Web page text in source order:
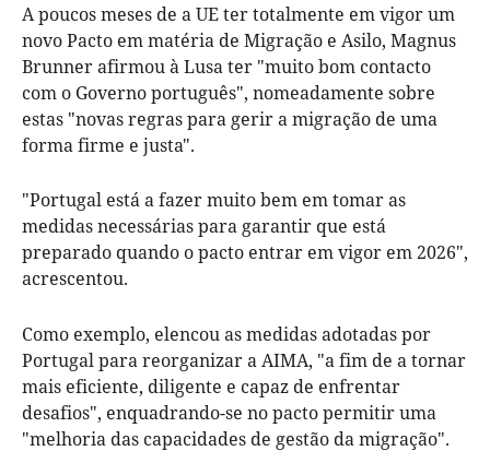
A poucos meses de a UE ter totalmente em vigor um
novo Pacto em matéria de Migração e Asilo, Magnus
Brunner afirmou à Lusa ter "muito bom contacto
com o Governo português", nomeadamente sobre
estas "novas regras para gerir a migração de uma
forma firme e justa".
"Portugal está a fazer muito bem em tomar as
medidas necessárias para garantir que está
preparado quando o pacto entrar em vigor em 2026",
acrescentou.
Como exemplo, elencou as medidas adotadas por
Portugal para reorganizar a AIMA, "a fim de a tornar
mais eficiente, diligente e capaz de enfrentar
desafios", enquadrando-se no pacto permitir uma
"melhoria das capacidades de gestão da migração".